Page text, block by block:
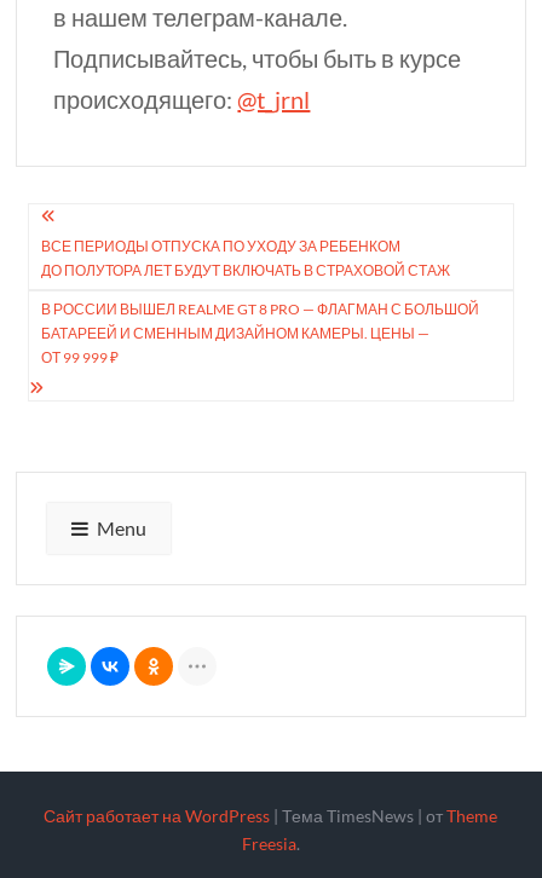
в нашем телеграм-канале.
Подписывайтесь, чтобы быть в курсе
происходящего:@t_jrnl
Навигация
по
записям
ВСЕ ПЕРИОДЫ ОТПУСКА ПО УХОДУ ЗА РЕБЕНКОМ
ДО ПОЛУТОРА ЛЕТ БУДУТ ВКЛЮЧАТЬ В СТРАХОВОЙ СТАЖ
В РОССИИ ВЫШЕЛ REALME GT 8 PRO — ФЛАГМАН С БОЛЬШОЙ
БАТАРЕЕЙ И СМЕННЫМ ДИЗАЙНОМ КАМЕРЫ. ЦЕНЫ —
ОТ 99 999 ₽
Menu
Сайт работает на WordPress |Тема TimesNews |отTheme
Freesia.